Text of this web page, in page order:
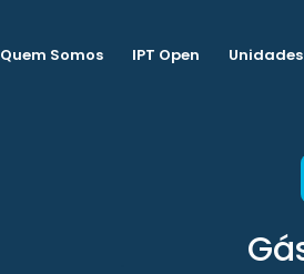
Quem Somos IPT Open Unidades